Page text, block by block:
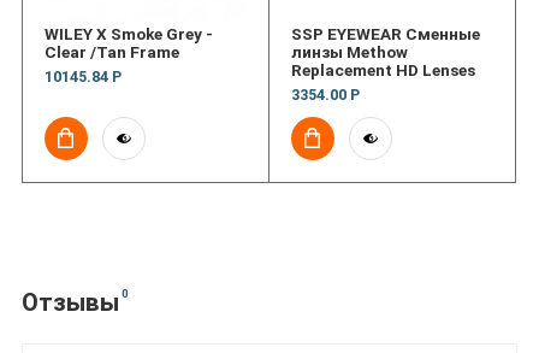
WILEY X Smoke Grey -
Clear /Tan Frame
10145.84 Р
SSP EYEWEAR Сменные
линзы Methow
Replacement HD Lenses
3354.00 Р
Отзывы 0